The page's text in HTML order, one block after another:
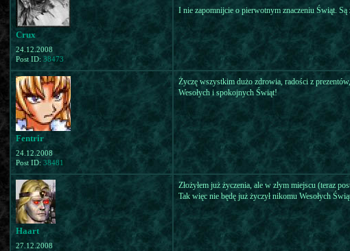
Crux
24.12.2008
Post ID: 38473
I nie zapomnijcie o pierwotnym znaczeniu Świąt. Są
Fentrir
24.12.2008
Post ID: 38481
Życzę wszystkim dużo zdrowia, radości z
Wesołych i spokojnych Świąt!
Haart
27.12.2008
Złożyłem już życzenia, ale w złym miejscu (teraz
Tak więc nie będę już życzył nikomu Wesołych